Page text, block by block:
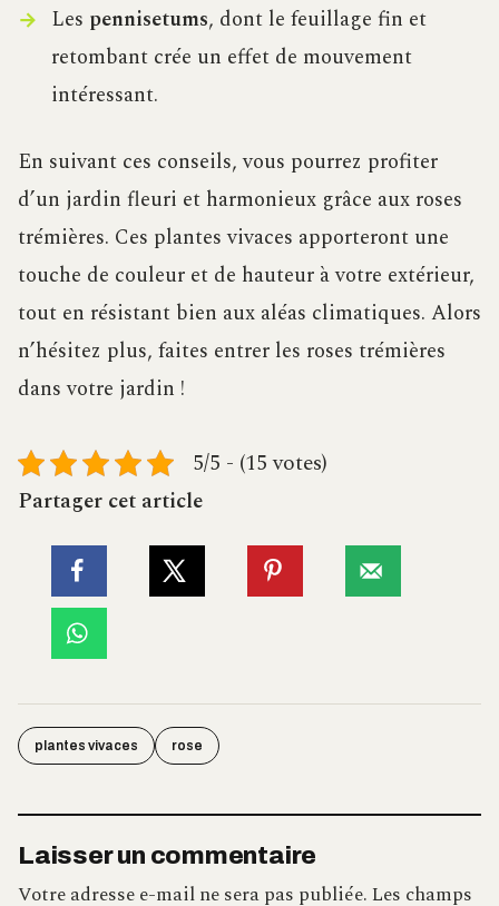
Les pennisetums, dont le feuillage fin et
retombant crée un effet de mouvement
intéressant.
En suivant ces conseils, vous pourrez profiter
d’un jardin fleuri et harmonieux grâce aux roses
trémières. Ces plantes vivaces apporteront une
touche de couleur et de hauteur à votre extérieur,
tout en résistant bien aux aléas climatiques. Alors
n’hésitez plus, faites entrer les roses trémières
dans votre jardin !
5/5 - (15 votes)
Partager cet article
plantes vivaces rose
Laisser un commentaire
Votre adresse e-mail ne sera pas publiée.Les champs